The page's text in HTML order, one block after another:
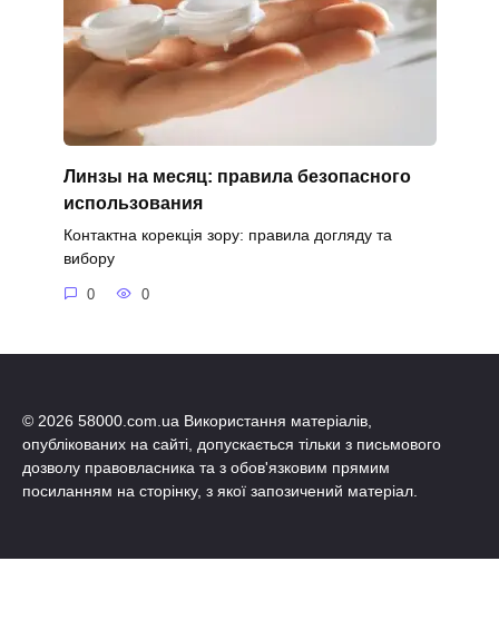
Линзы на месяц: правила безопасного
использования
Контактна корекція зору: правила догляду та
вибору
0 0
© 2026 58000.com.ua Використання матеріалів,
опублікованих на сайті, допускається тільки з письмового
дозволу правовласника та з обов'язковим прямим
посиланням на сторінку, з якої запозичений матеріал.